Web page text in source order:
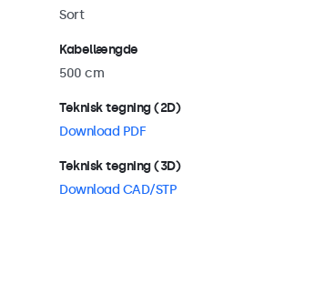
Sort
Kabellængde
500 cm
Teknisk tegning (2D)
Download PDF
Teknisk tegning (3D)
Download CAD/STP